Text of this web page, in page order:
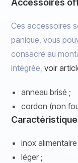
Accessoires
Ces accessoires
panique, vous
consacré au
intégrée,voir
anneau brisé ;
cordon (non
inox alimentaire
léger ;